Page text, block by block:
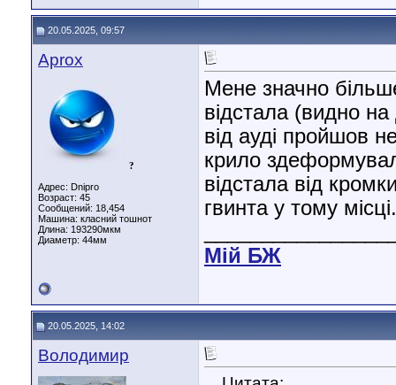
20.05.2025, 09:57
Aprox
?
Адрес: Dnipro
Возраст: 45
Сообщений: 18,454
Машина: класний тошнот
Длина: 193290мкм
Диаметр: 44мм
Мене значно
відстала (видно
від ауді пройшов
крило
відстала від
гвинта у тому
Мiй БЖ
20.05.2025, 14:02
Володимир